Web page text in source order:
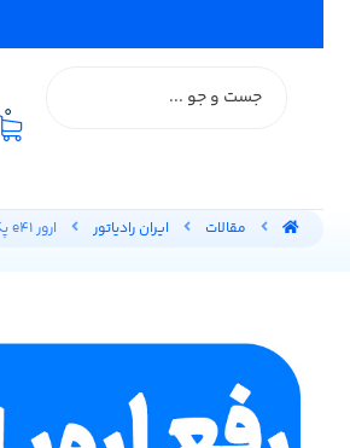
0
مقالات ایران رادیاتور ارور e41 پکیج ایران رادیاتور